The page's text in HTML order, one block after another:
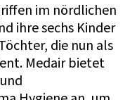
im nördlichen
ihre sechs Kinder
die nun als
Medair bietet